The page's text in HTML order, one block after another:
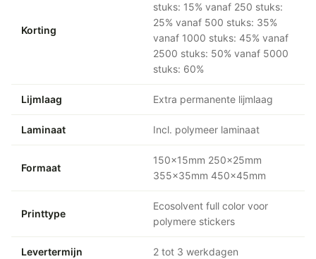
Korting
stuks: 15% vanaf 250 stuks:
25% vanaf 500 stuks: 35%
vanaf 1000 stuks: 45% vanaf
2500 stuks: 50% vanaf 5000
stuks: 60%
Lijmlaag Extra permanente lijmlaag
Laminaat Incl. polymeer laminaat
Formaat
150x15mm 250x25mm
355x35mm 450x45mm
Printtype
Ecosolvent full color voor
polymere stickers
Levertermijn 2 tot 3 werkdagen